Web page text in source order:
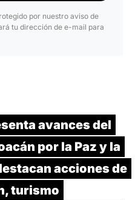
por nuestro aviso de
tu dirección de e-mail para
avances del
por la Paz y la
acciones de
turismo